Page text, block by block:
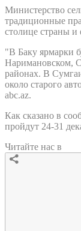
Министерство
традиционные
столице страны и
"В Баку ярмарки
Наримановском,
районах. В
около старого
abc.az.
Как сказано в
пройдут 24-31
Читайте нас в